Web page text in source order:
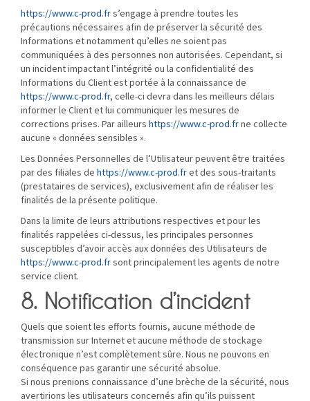
https://www.c-prod.frs’engage à prendre toutes les
précautions nécessaires afin de préserver la sécurité des
Informations et notamment qu’elles ne soient pas
communiquées à des personnes non autorisées. Cependant, si
un incident impactant l’intégrité ou la confidentialité des
Informations du Client est portée à la connaissance de
https://www.c-prod.fr, celle-ci devra dans les meilleurs délais
informer le Client et lui communiquer les mesures de
corrections prises. Par ailleurs https://www.c-prod.frne collecte
aucune « données sensibles ».
Les Données Personnelles de l’Utilisateur peuvent être traitées
par des filiales de https://www.c-prod.fret des sous-traitants
(prestataires de services), exclusivement afin de réaliser les
finalités de la présente politique.
Dans la limite de leurs attributions respectives et pour les
finalités rappelées ci-dessus, les principales personnes
susceptibles d’avoir accès aux données des Utilisateurs de
https://www.c-prod.frsont principalement les agents de notre
service client.
8. Notification d’incident
Quels que soient les efforts fournis, aucune méthode de
transmission sur Internet et aucune méthode de stockage
électronique n’est complètement sûre. Nous ne pouvons en
conséquence pas garantir une sécurité absolue.
Si nous prenions connaissance d’une brèche de la sécurité, nous
avertirions les utilisateurs concernés afin qu’ils puissent